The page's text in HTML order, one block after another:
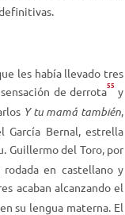
les había llevado tres
de derrota55 y
Y tu mamá también
García Bernal, estrella
Guillermo del Toro, por
rodada en castellano y
acaban alcanzando el
su lengua materna. El